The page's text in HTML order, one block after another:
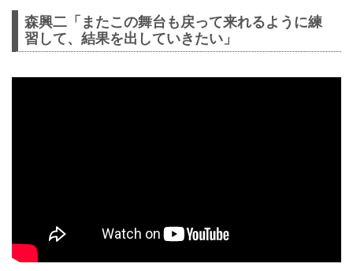
試合結果
（WIN）松倉信太郎vs.森興二（LOSE）
1R 1分28秒 KO（右フック）
森興二「またこの舞台も戻って来れるように練
習して、結果を出していきたい」